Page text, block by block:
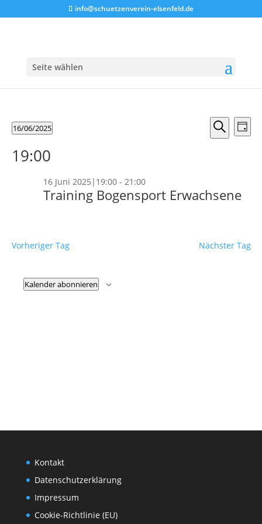
info@schuetzenverein-elsenfeld.de
Seite wählen
Veranstaltungen
16
2025
Suche
Suche
Tag
16/06/2025
wählen.
19:00
Training Bogensport Erwachsene
16 Juni 2025|19:00- 21:00
Vorheriger Tag Nächster Tag
Kalender abonnieren
Kontakt
Datenschutzerklärung
Impressum
Cookie-Richtlinie (EU)